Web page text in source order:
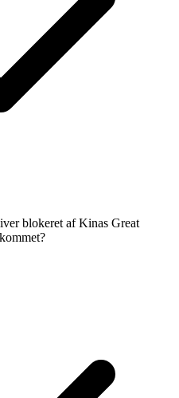
blokeret af Kinas Great